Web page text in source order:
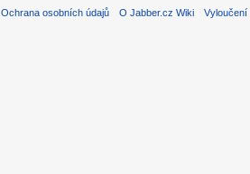
Ochrana osobních údajů O Jabber.cz Wiki Vyloučení